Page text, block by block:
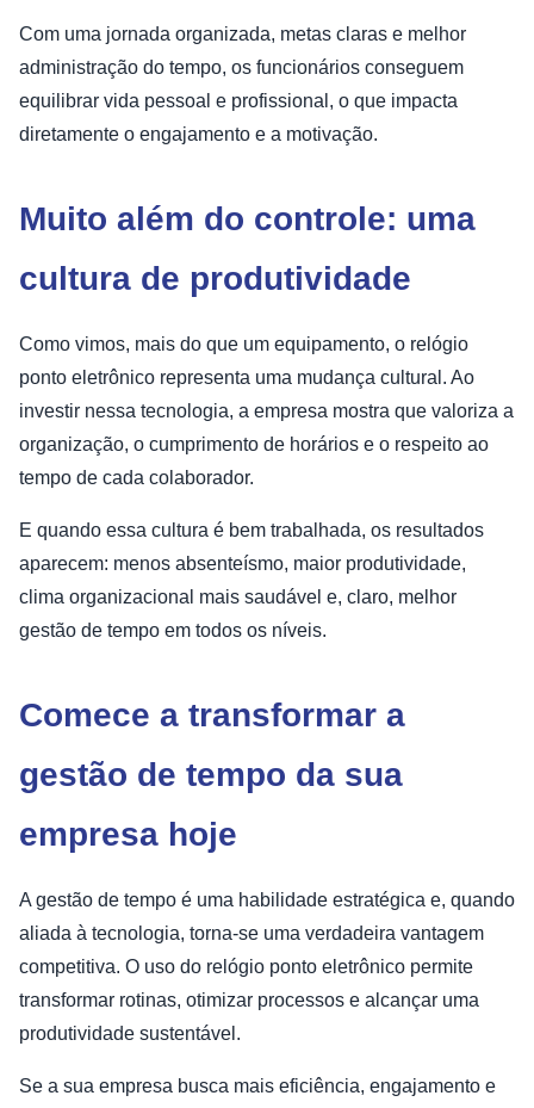
Com uma jornada organizada, metas claras e melhor
administração do tempo, os funcionários conseguem
equilibrar vida pessoal e profissional, o que impacta
diretamente o engajamento e a motivação.
Muito além do controle: uma
cultura de produtividade
Como vimos, mais do que um equipamento, o relógio
ponto eletrônico representa uma mudança cultural. Ao
investir nessa tecnologia, a empresa mostra que valoriza a
organização, o cumprimento de horários e o respeito ao
tempo de cada colaborador.
E quando essa cultura é bem trabalhada, os resultados
aparecem: menos absenteísmo, maior produtividade,
clima organizacional mais saudável e, claro, melhor
gestão de tempo em todos os níveis.
Comece a transformar a
gestão de tempo da sua
empresa hoje
A gestão de tempo é uma habilidade estratégica e, quando
aliada à tecnologia, torna-se uma verdadeira vantagem
competitiva. O uso do relógio ponto eletrônico permite
transformar rotinas, otimizar processos e alcançar uma
produtividade sustentável.
Se a sua empresa busca mais eficiência, engajamento e